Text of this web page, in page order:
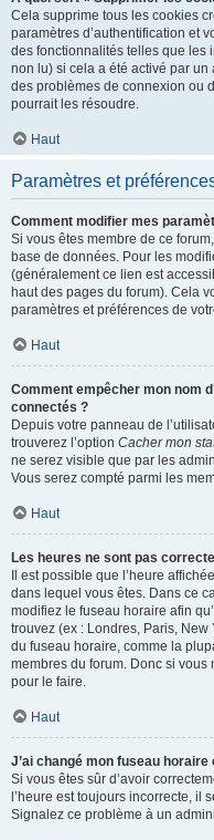
Cela supprime tous les cookies
paramètres d’authentification et
des fonctionnalités telles que les
non lu) si cela a été activé par
des problèmes de connexion ou
pourrait les résoudre.
Haut
Paramètres et
Comment modifier mes
Si vous êtes membre de ce
base de données. Pour les
(généralement ce lien est
haut des pages du forum). Cela
paramètres et préférences de
Haut
Comment empêcher mon nom
connectés ?
Depuis votre panneau de
trouverez l’option Cacher mon
ne serez visible que par les
Vous serez compté parmi les
Haut
Les heures ne sont pas
Il est possible que l’heure
dans lequel vous êtes. Dans ce
modifiez le fuseau horaire afin
trouvez (ex : Londres, Paris, New
du fuseau horaire, comme la
membres du forum. Donc si vous
pour le faire.
Haut
J’ai changé mon fuseau
Si vous êtes sûr d’avoir
l’heure est toujours incorrecte, il
Signalez ce problème à un